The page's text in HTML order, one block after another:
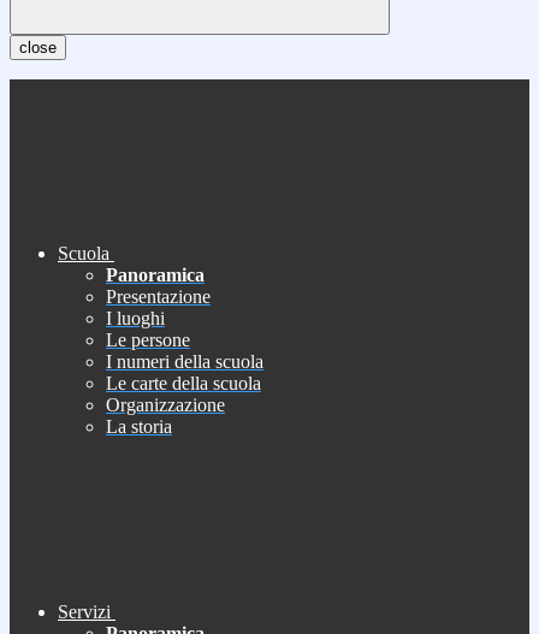
close
Scuola
Panoramica
Presentazione
I luoghi
Le persone
I numeri della scuola
Le carte della scuola
Organizzazione
La storia
Servizi